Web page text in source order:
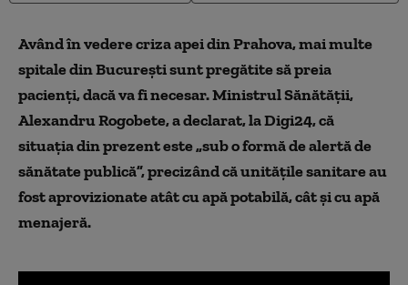
Având în vedere criza apei din Prahova, mai multe
spitale din București sunt pregătite să preia
pacienți, dacă va fi necesar. Ministrul Sănătății,
Alexandru Rogobete, a declarat, la Digi24, că
situația din prezent este „sub o formă de alertă de
sănătate publică”, precizând că unitățile sanitare au
fost aprovizionate atât cu apă potabilă, cât și cu apă
menajeră.